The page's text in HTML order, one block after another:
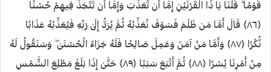
قَوْمًا ۗ قُلْنَا يَا ذَا الْقَرْنَيْنِ إِمَّا أَن تُعَذِّبَ وَإِمَّا أَن تَتَّخِذَ فِيهِمْ حُسْنًا
﴿٨٦﴾ قَالَ أَمَّا مَن ظَلَمَ فَسَوْفَ نُعَذِّبُهُ ثُمَّ يُرَدُّ إِلَىٰ رَبِّهِ فَيُعَذِّبُهُ عَذَابًا
نُّكْرًا ﴿٨٧﴾ وَأَمَّا مَنْ آمَنَ وَعَمِلَ صَالِحًا فَلَهُ جَزَاءً الْحُسْنَىٰ ۖ وَسَنَقُولُ لَهُ
مِنْ أَمْرِنَا يُسْرًا ﴿٨٨﴾ ثُمَّ أَتْبَعَ سَبَبًا ﴿٨٩﴾ حَتَّىٰ إِذَا بَلَغَ مَطْلِعَ الشَّمْسِ